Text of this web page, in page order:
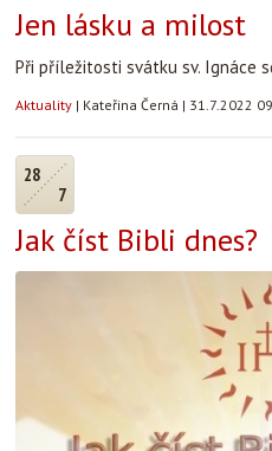
Jen lásku a milost
Při příležitosti svátku sv. Ignáce
Aktuality | Kateřina Černá | 31.7.2022
28
7
Jak číst Bibli dnes?